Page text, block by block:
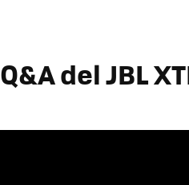
Q&A del JBL